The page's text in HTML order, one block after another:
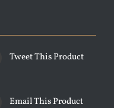
Tweet This Product
Email This Product